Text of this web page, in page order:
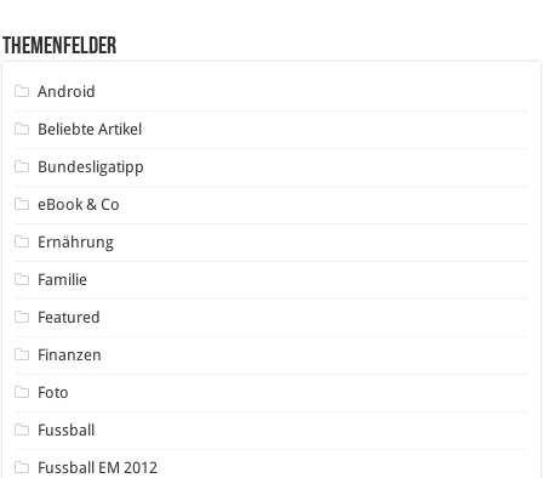
Themenfelder
Android
Beliebte Artikel
Bundesligatipp
eBook & Co
Ernährung
Familie
Featured
Finanzen
Foto
Fussball
Fussball EM 2012